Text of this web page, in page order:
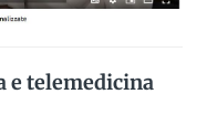
e telemedicina